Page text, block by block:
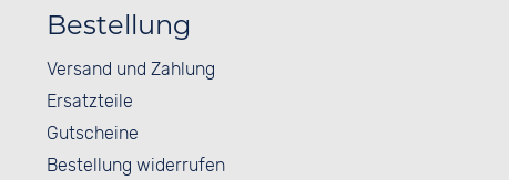
Bestellung
Versand und Zahlung
Ersatzteile
Gutscheine
Bestellung widerrufen